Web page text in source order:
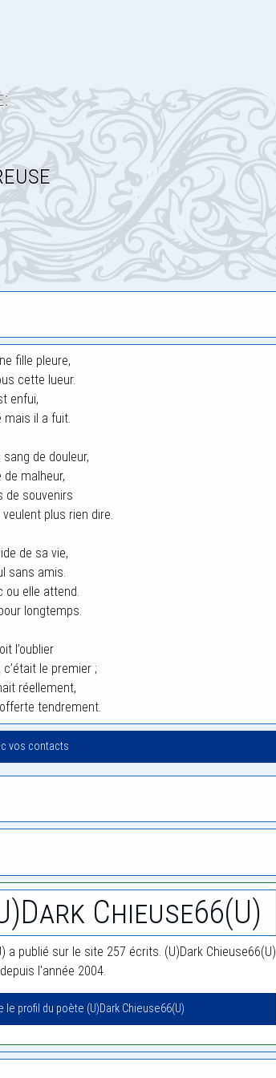
fille pleure,
cette lueur.
enfui,
mais il a fuit.
de douleur,
malheur,
de souvenirs
plus rien dire.
de sa vie,
sans amis.
ou elle attend.
longtemps.
l’oublier
le premier ;
réellement,
tendrement.
vos contacts
Chieuse66(U)
a publié sur le site 257 écrits. (U)Dark Chieuse66(U)
l'année 2004.
le profil du poète (U)Dark Chieuse66(U)